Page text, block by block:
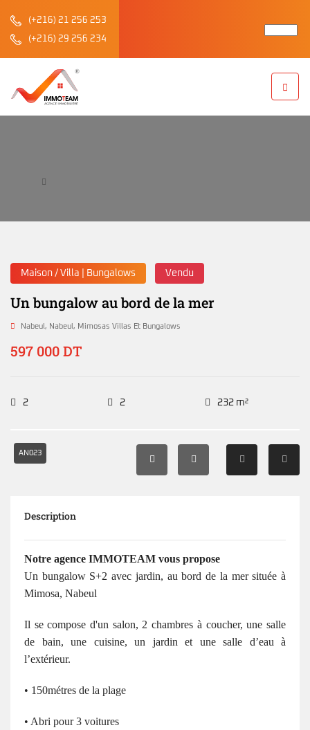
(+216) 21 256 253
(+216) 29 256 234
Maison / Villa | Bungalows Vendu
Un bungalow au bord de la mer
Nabeul , Nabeul , Mimosas Villas Et Bungalows
597 000 DT
2 2 232 m²
AN023
Description
Notre agence IMMOTEAM vous propose
Un bungalow S+2 avec jardin, au bord de la mer située à
Mimosa, Nabeul
Il se compose d'un salon, 2 chambres à coucher, une salle
de bain, une cuisine, un jardin et une salle d’eau à
l’extérieur.
• 150métres de la plage
• Abri pour 3 voitures